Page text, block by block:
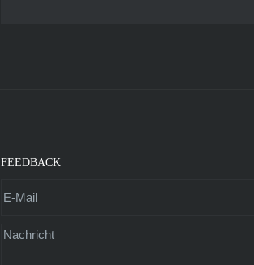
FEEDBACK